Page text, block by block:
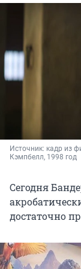
Источник: кадр из
Кэмпбелл, 1998 год
Сегодня
достаточно